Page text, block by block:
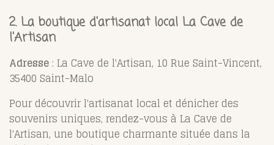
2. La boutique d'artisanat local La Cave de
l'Artisan
Adresse : La Cave de l'Artisan, 10 Rue Saint-Vincent,
35400 Saint-Malo
Pour découvrir l'artisanat local et dénicher des
souvenirs uniques, rendez-vous à La Cave de
l'Artisan, une boutique charmante située dans la